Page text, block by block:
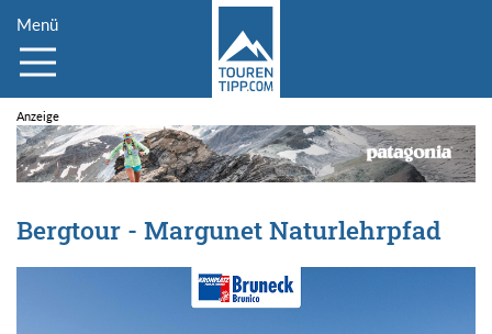
Menü
Bergtour - Margunet Naturlehrpfad